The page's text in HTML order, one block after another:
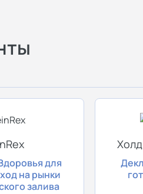
центр
300 видов
в число
ТР ТС;
для
на рынки
залива